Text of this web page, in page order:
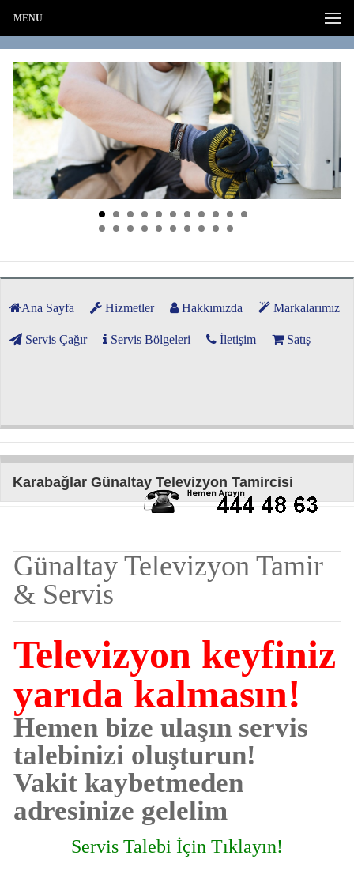
MENU
Ana Sayfa Hizmetler Hakkımızda Markalarımız
Servis Çağır Servis Bölgeleri İletişim Satış
Karabağlar Günaltay Televizyon Tamircisi
Günaltay Televizyon Tamir
& Servis
Televizyon keyfiniz
yarıda kalmasın!
Hemen bize ulaşın servis
talebinizi oluşturun!
Vakit kaybetmeden
adresinize gelelim
Servis Talebi İçin Tıklayın!